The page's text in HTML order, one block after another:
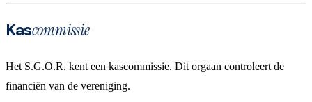
Kascommissie
Het S.G.O.R. kent een kascommissie. Dit orgaan controleert de
financiën van de vereniging.